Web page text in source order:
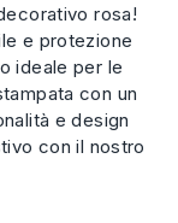
rosa!
e protezione
ideale per le
con un
e design
con il nostro